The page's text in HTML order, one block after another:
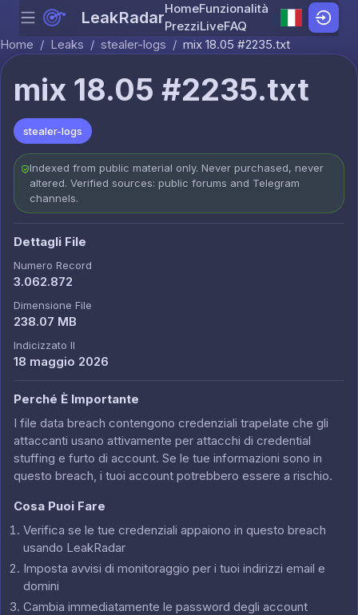
Skip to content
Menu LeakRadarHomeFunzionalità
PrezziLiveFAQ
Home / Leaks / stealer-logs / mix 18.05 #2235.txt
mix 18.05 #2235.txt
stealer-logs
Indexed from public material only. Never purchased, never
altered. Verified sources: public forums and Telegram
channels.
Dettagli File
Numero Record
3.062.872
Dimensione File
238.07 MB
Indicizzato Il
18 maggio 2026
Perché È Importante
I file data breach contengono credenziali trapelate che gli
attaccanti usano attivamente per attacchi di credential
stuffing e furto di account. Se le tue informazioni sono in
questo breach, i tuoi account potrebbero essere a rischio.
Cosa Puoi Fare
Verifica se le tue credenziali appaiono in questo breach
usando LeakRadar
Imposta avvisi di monitoraggio per i tuoi indirizzi email e
domini
Cambia immediatamente le password degli account